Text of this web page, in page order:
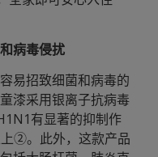
病毒侵扰
易招致细菌和病毒的
漆采用银离子抗病毒
有显著的抑制作
②。此外，这款产品